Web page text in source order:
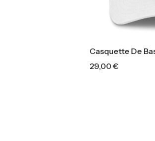
Casquette De
29,00€